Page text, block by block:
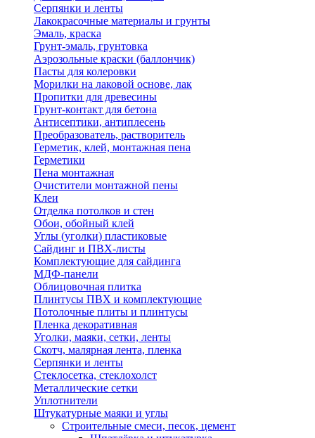
Серпянки и ленты
Лакокрасочные материалы и грунты
Эмаль, краска
Грунт-эмаль, грунтовка
Аэрозольные краски (баллончик)
Пасты для колеровки
Морилки на лаковой основе, лак
Пропитки для древесины
Грунт-контакт для бетона
Антисептики, антиплесень
Преобразователь, растворитель
Герметик, клей, монтажная пена
Герметики
Пена монтажная
Очистители монтажной пены
Клеи
Отделка потолков и стен
Обои, обойный клей
Углы (уголки) пластиковые
Сайдинг и ПВХ-листы
Комплектующие для сайдинга
МДФ-панели
Облицовочная плитка
Плинтусы ПВХ и комплектующие
Потолочные плиты и плинтусы
Пленка декоративная
Уголки, маяки, сетки, ленты
Скотч, малярная лента, пленка
Серпянки и ленты
Стеклосетка, стеклохолст
Металлические сетки
Уплотнители
Штукатурные маяки и углы
Строительные смеси, песок, цемент